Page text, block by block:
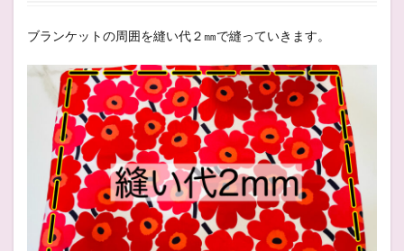
ブランケットの周囲を縫い代２㎜で縫っていきます。